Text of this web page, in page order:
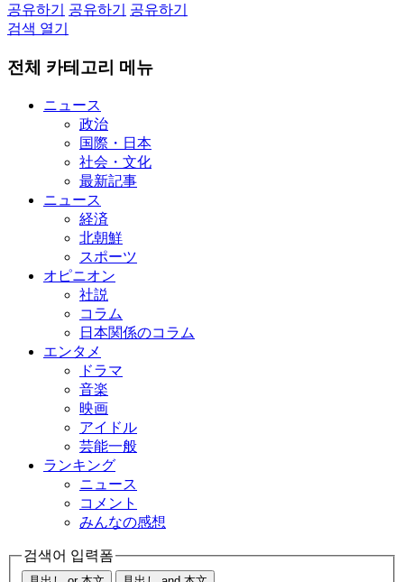
공유하기
공유하기
공유하기
검색 열기
전체 카테고리 메뉴
ニュース
政治
国際・日本
社会・文化
最新記事
ニュース
経済
北朝鮮
スポーツ
オピニオン
社説
コラム
日本関係のコラム
エンタメ
ドラマ
音楽
映画
アイドル
芸能一般
ランキング
ニュース
コメント
みんなの感想
검색어 입력폼